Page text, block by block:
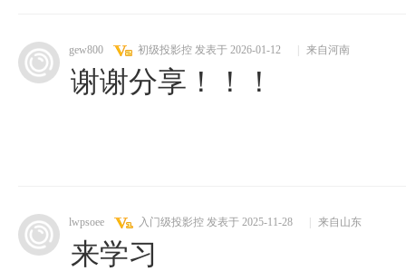
gew800 初级投影控 发表于 2026-01-12 来自河南
谢谢分享！！！
lwpsoee 入门级投影控 发表于 2025-11-28 来自山东
来学习